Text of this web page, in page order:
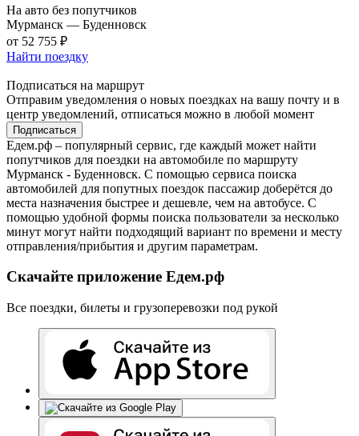
На авто без попутчиков
Мурманск — Буденновск
от 52 755 ₽
Найти поездку
Подписаться на маршрут
Отправим уведомления о новых поездках на вашу почту и в
центр уведомлений, отписаться можно в любой момент
Подписаться
Едем.рф – популярный сервис, где каждый может найти
попутчиков для поездки на автомобиле по маршруту
Мурманск - Буденновск. С помощью сервиса поиска
автомобилей для попутных поездок пассажир доберётся до
места назначения быстрее и дешевле, чем на автобусе. С
помощью удобной формы поиска пользователи за несколько
минут могут найти подходящий вариант по времени и месту
отправления/прибытия и другим параметрам.
Скачайте приложение Едем.рф
Все поездки, билеты и грузоперевозки под рукой